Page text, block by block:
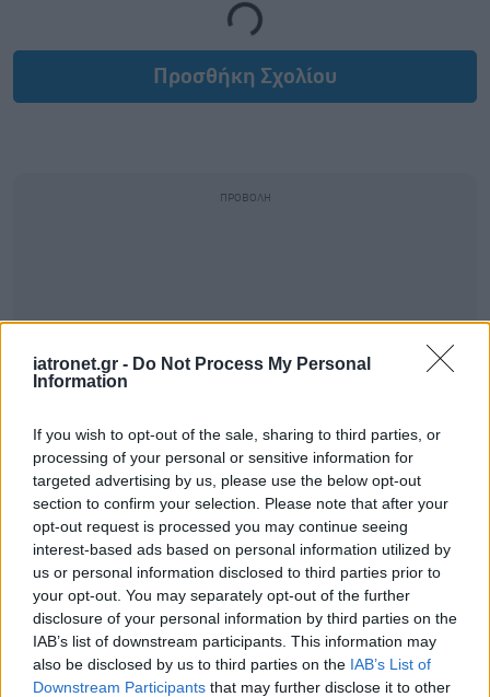
iatronet.gr - Do Not Process My Personal
Information
If you wish to opt-out of the sale, sharing to third parties, or
processing of your personal or sensitive information for
targeted advertising by us, please use the below opt-out
section to confirm your selection. Please note that after your
opt-out request is processed you may continue seeing
interest-based ads based on personal information utilized by
us or personal information disclosed to third parties prior to
your opt-out. You may separately opt-out of the further
disclosure of your personal information by third parties on the
IAB’s list of downstream participants. This information may
also be disclosed by us to third parties on the IAB’s List of
Downstream Participants that may further disclose it to other
Loading...
Προσθήκη Σχολίου